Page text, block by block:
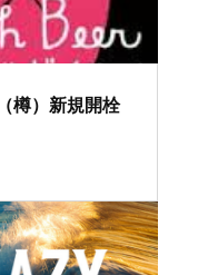
樽）新規開栓